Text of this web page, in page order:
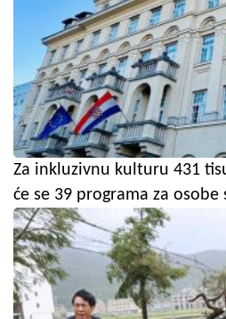
Za inkluzivnu kulturu 431
će se 39 programa za